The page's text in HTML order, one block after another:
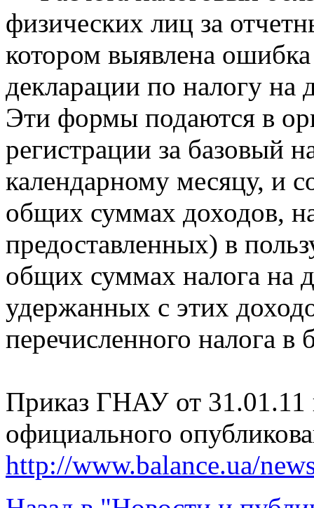
физических лиц за
котором выявлена
декларации по налогу
Эти формы подаются в
регистрации за базовый
календарному месяцу, и
общих суммах доходов,
предоставленных) в
общих суммах налога на
удержанных с этих
перечисленного налога в
Приказ ГНАУ от 31.01.11
официального
http://www.balance.ua/